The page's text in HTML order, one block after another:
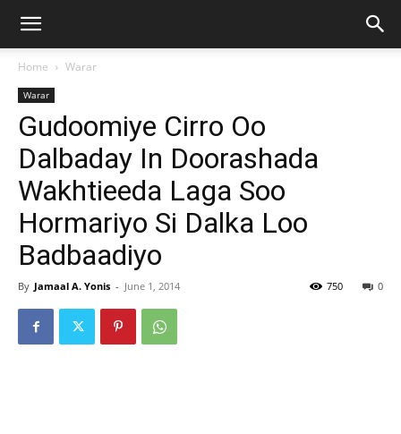
Home Warar
Warar
Gudoomiye Cirro Oo
Dalbaday In Doorashada
Wakhtieeda Laga Soo
Hormariyo Si Dalka Loo
Badbaadiyo
By Jamaal A. Yonis - June 1, 2014 0
750